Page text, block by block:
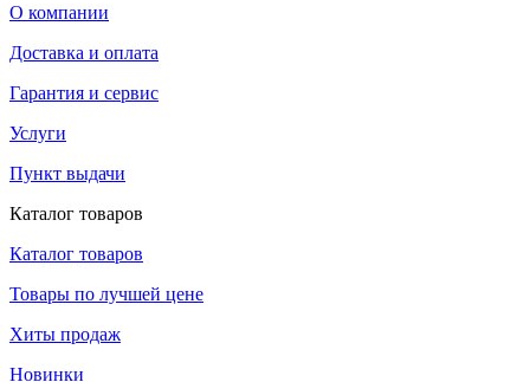
О компании
Доставка и оплата
Гарантия и сервис
Услуги
Пункт выдачи
Каталог товаров
Каталог товаров
Товары по лучшей цене
Хиты продаж
Новинки